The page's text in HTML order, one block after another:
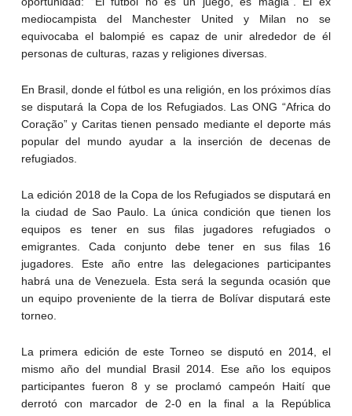
mediocampista del Manchester United y Milan no se
equivocaba el balompié es capaz de unir alrededor de él
personas de culturas, razas y religiones diversas.
En Brasil, donde el fútbol es una religión, en los próximos días
se disputará la Copa de los Refugiados. Las ONG “Africa do
Coração” y Caritas tienen pensado mediante el deporte más
popular del mundo ayudar a la inserción de decenas de
refugiados.
La edición 2018 de la Copa de los Refugiados se disputará en
la ciudad de Sao Paulo. La única condición que tienen los
equipos es tener en sus filas jugadores refugiados o
emigrantes. Cada conjunto debe tener en sus filas 16
jugadores. Este año entre las delegaciones participantes
habrá una de Venezuela. Esta será la segunda ocasión que
un equipo proveniente de la tierra de Bolívar disputará este
torneo.
La primera edición de este Torneo se disputó en 2014, el
mismo año del mundial Brasil 2014. Ese año los equipos
participantes fueron 8 y se proclamó campeón Haití que
derrotó con marcador de 2-0 en la final a la República